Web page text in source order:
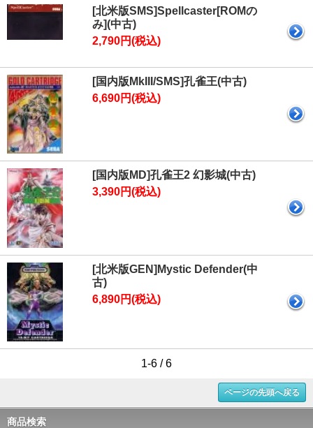
[北米版SMS]Spellcaster[ROMの
み](中古)
2,790円(税込)
[国内版MkIII/SMS]孔雀王(中古)
6,690円(税込)
[国内版MD]孔雀王2 幻影城(中古)
3,390円(税込)
[北米版GEN]Mystic Defender(中
古)
6,890円(税込)
1-6 / 6
ページの先頭へ戻る
商品検索